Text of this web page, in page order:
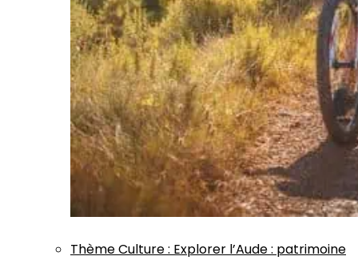
ThèmeCulture: Explorer l’Aude : patrimoine